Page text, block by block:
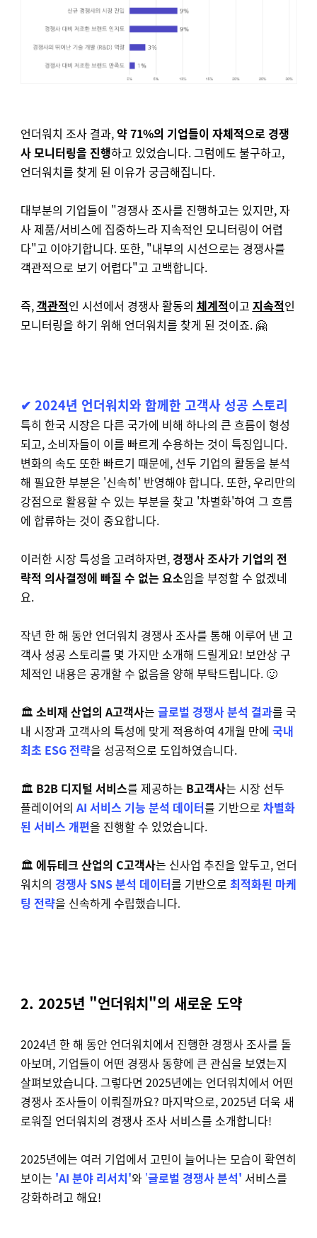
언더워치 조사 결과,약 71%의 기업들이 자체적으로 경쟁
사 모니터링을 진행하고 있었습니다. 그럼에도 불구하고,
언더워치를 찾게 된 이유가 궁금해집니다.
대부분의 기업들이 "경쟁사 조사를 진행하고는 있지만, 자
사 제품/서비스에 집중하느라 지속적인 모니터링이 어렵
다"고 이야기합니다. 또한, "내부의 시선으로는 경쟁사를
객관적으로 보기 어렵다"고 고백합니다.
즉,객관적인 시선에서 경쟁사 활동의 체계적이고 지속적인
모니터링을 하기 위해 언더워치를 찾게 된 것이죠. 🤗
✔ 2024년 언더워치와 함께한 고객사 성공 스토리
특히 한국 시장은 다른 국가에 비해 하나의 큰 흐름이 형성
되고, 소비자들이 이를 빠르게 수용하는 것이 특징입니다.
변화의 속도 또한 빠르기 때문에, 선두 기업의 활동을 분석
해 필요한 부분은 '신속히' 반영해야 합니다. 또한, 우리만의
강점으로 활용할 수 있는 부분을 찾고 '차별화'하여 그 흐름
에 합류하는 것이 중요합니다.
이러한 시장 특성을 고려하자면, 경쟁사 조사가 기업의 전
략적 의사결정에 빠질 수 없는 요소임을 부정할 수 없겠네
요.
작년 한 해 동안 언더워치 경쟁사 조사를 통해 이루어 낸 고
객사 성공 스토리를 몇 가지만 소개해 드릴게요! 보안상 구
체적인 내용은 공개할 수 없음을 양해 부탁드립니다. 🙂
🏛️ 소비재 산업의 A고객사는 글로벌 경쟁사 분석 결과를 국
내 시장과 고객사의 특성에 맞게 적용하여 4개월 만에 국내
최초 ESG 전략을 성공적으로 도입하였습니다.
🏛️ B2B 디지털 서비스를 제공하는 B고객사는 시장 선두
플레이어의 AI 서비스 기능 분석 데이터를 기반으로 차별화
된 서비스 개편을 진행할 수 있었습니다.
🏛️ 에듀테크 산업의 C고객사는 신사업 추진을 앞두고, 언더
워치의 경쟁사 SNS 분석 데이터를 기반으로 최적화된 마케
팅 전략을 신속하게 수립했습니다.
2. 2025년 "언더워치"의 새로운 도약
2024년 한 해 동안 언더워치에서 진행한 경쟁사 조사를 돌
아보며, 기업들이 어떤 경쟁사 동향에 큰 관심을 보였는지
살펴보았습니다. 그렇다면 2025년에는 언더워치에서 어떤
경쟁사 조사들이 이뤄질까요? 마지막으로, 2025년 더욱 새
로워질 언더워치의 경쟁사 조사 서비스를 소개합니다!
2025년에는 여러 기업에서 고민이 늘어나는 모습이 확연히
보이는 'AI 분야 리서치'와 '글로벌 경쟁사 분석' 서비스를
강화하려고 해요!